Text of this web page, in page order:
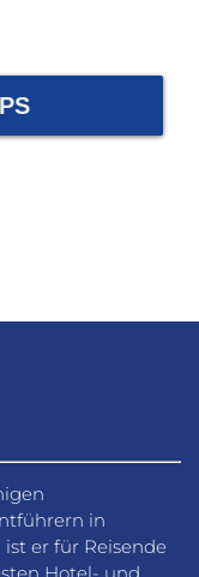
in
er für Reisende